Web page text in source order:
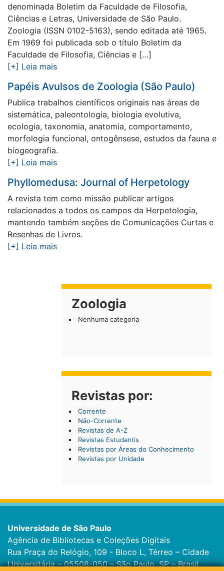
denominada Boletim da Faculdade de Filosofia,
Ciências e Letras, Universidade de São Paulo.
Zoologia (ISSN 0102-5163), sendo editada até 1965.
Em 1969 foi publicada sob o título Boletim da
Faculdade de Filosofia, Ciências e […]
[+] Leia mais
Papéis Avulsos de Zoologia (São Paulo)
Publica trabalhos científicos originais nas áreas de
sistemática, paleontologia, biologia evolutiva,
ecologia, taxonomia, anatomia, comportamento,
morfologia funcional, ontogênsese, estudos da fauna e
biogeografia.
[+] Leia mais
Phyllomedusa: Journal of Herpetology
A revista tem como missão publicar artigos
relacionados a todos os campos da Herpetologia,
mantendo também seções de Comunicações Curtas e
Resenhas de Livros.
[+] Leia mais
Zoologia
Nenhuma categoria
Revistas por:
Corrente
Não-Corrente
Revistas de A-Z
Revistas Estudantis
Revistas por Áreas do Conhecimento
Revistas por Unidade
Universidade de São Paulo
Agência de Bibliotecas e Coleções Digitais
Rua Praça do Relógio, 109 - Bloco L, Térreo – Cidade
Universitária – 05508-050 – São Paulo, SP – Brasil